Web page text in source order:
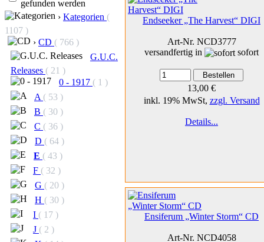
gefunden werden
› Kategorien (
1107 )
› CD ( 766 )
G.U.C.
Releases ( 21 )
0 - 1917 ( 1 )
A ( 53 )
B ( 30 )
C ( 36 )
D ( 64 )
E ( 43 )
F ( 32 )
G ( 20 )
H ( 30 )
I ( 17 )
J ( 2 )
Endseeker „The Harvest“ DIGI
Art-Nr. NCD3777
versandfertig in
sofort
13,00 €
inkl. 19% MwSt, zzgl. Versand
Details...
Ensiferum „Winter Storm“ CD
Art-Nr. NCD4058